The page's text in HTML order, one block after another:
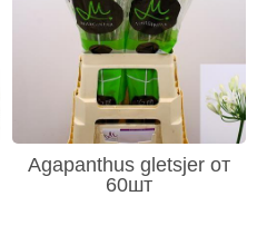
Agapanthus gletsjer от
60шт